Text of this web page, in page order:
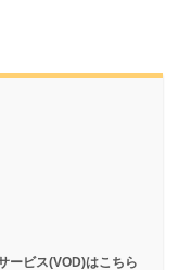
ービス(VOD)はこちら